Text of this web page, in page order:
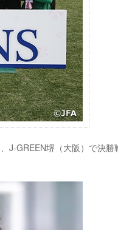
J-GREEN堺（大阪）で決勝